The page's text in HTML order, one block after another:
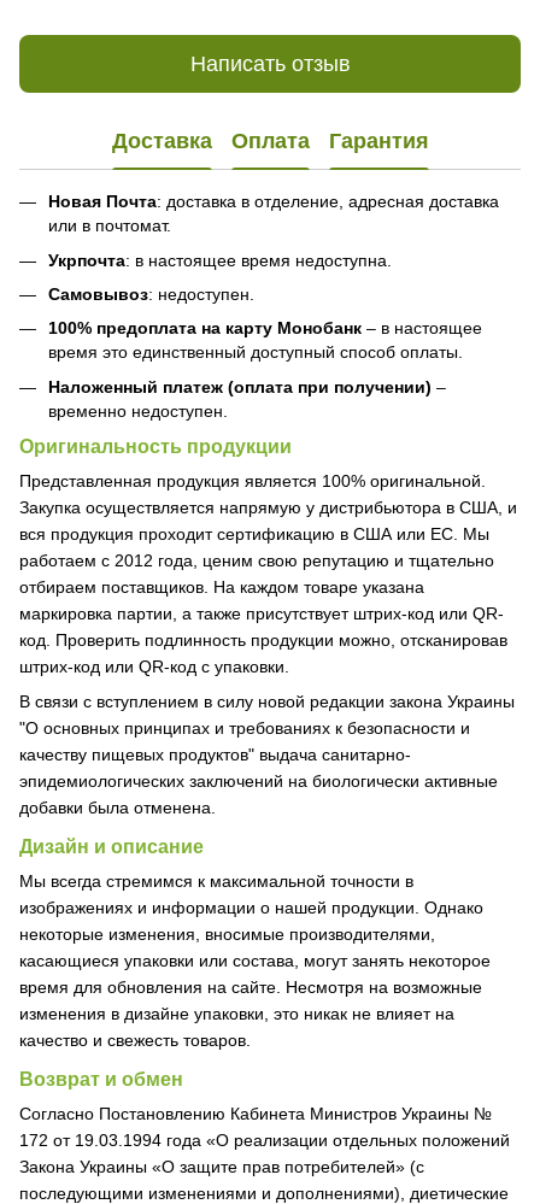
Написать отзыв
Доставка Оплата Гарантия
Новая Почта: доставка в отделение, адресная доставка
или в почтомат.
Укрпочта: в настоящее время недоступна.
Самовывоз: недоступен.
100% предоплата на карту Монобанк – в настоящее
время это единственный доступный способ оплаты.
Наложенный платеж (оплата при получении) –
временно недоступен.
Оригинальность продукции
Представленная продукция является 100% оригинальной.
Закупка осуществляется напрямую у дистрибьютора в США, и
вся продукция проходит сертификацию в США или ЕС. Мы
работаем с 2012 года, ценим свою репутацию и тщательно
отбираем поставщиков. На каждом товаре указана
маркировка партии, а также присутствует штрих-код или QR-
код. Проверить подлинность продукции можно, отсканировав
штрих-код или QR-код с упаковки.
В связи с вступлением в силу новой редакции закона Украины
"О основных принципах и требованиях к безопасности и
качеству пищевых продуктов" выдача санитарно-
эпидемиологических заключений на биологически активные
добавки была отменена.
Дизайн и описание
Мы всегда стремимся к максимальной точности в
изображениях и информации о нашей продукции. Однако
некоторые изменения, вносимые производителями,
касающиеся упаковки или состава, могут занять некоторое
время для обновления на сайте. Несмотря на возможные
изменения в дизайне упаковки, это никак не влияет на
качество и свежесть товаров.
Возврат и обмен
Согласно Постановлению Кабинета Министров Украины №
172 от 19.03.1994 года «О реализации отдельных положений
Закона Украины «О защите прав потребителей» (с
последующими изменениями и дополнениями), диетические